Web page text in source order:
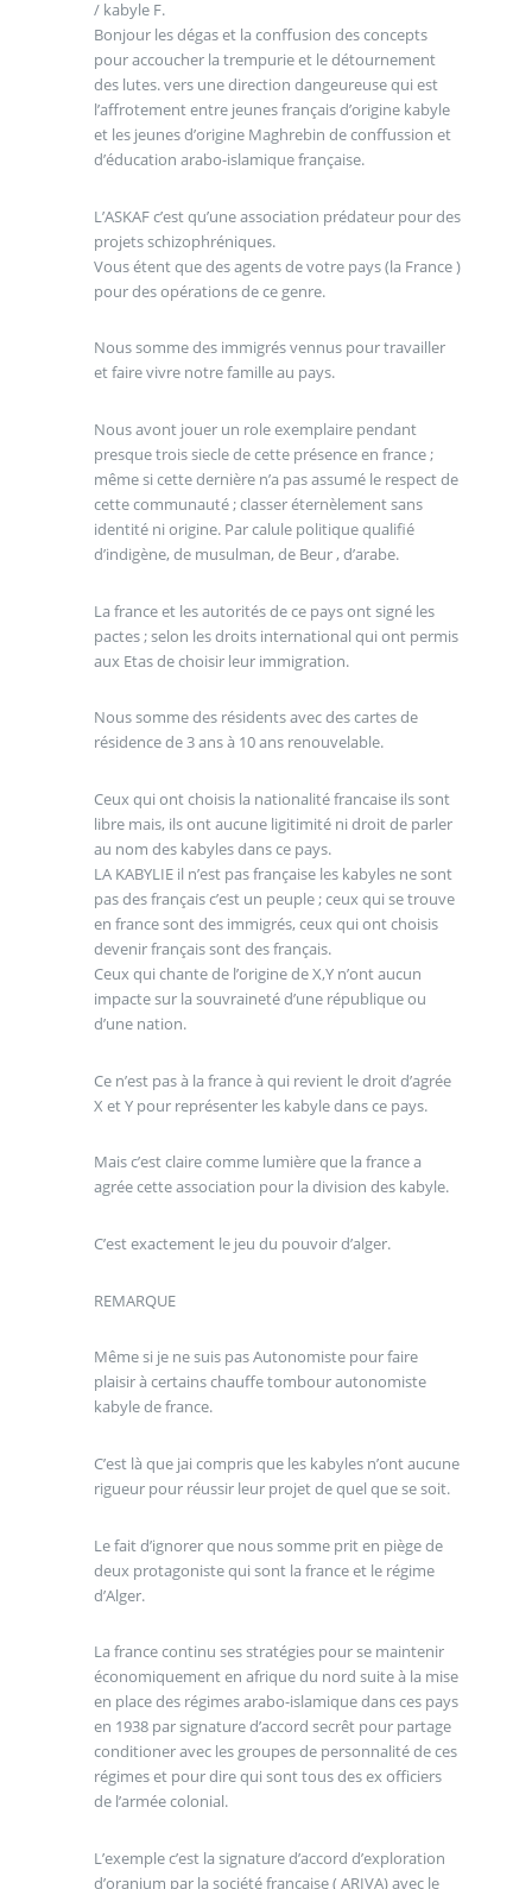
/ kabyle F.
Bonjour les dégas et la conffusion des concepts
pour accoucher la trempurie et le détournement
des lutes. vers une direction dangeureuse qui est
l’affrotement entre jeunes français d’origine kabyle
et les jeunes d’origine Maghrebin de conffussion et
d’éducation arabo-islamique française.
L’ASKAF c’est qu’une association prédateur pour des
projets schizophréniques.
Vous étent que des agents de votre pays (la France )
pour des opérations de ce genre.
Nous somme des immigrés vennus pour travailler
et faire vivre notre famille au pays.
Nous avont jouer un role exemplaire pendant
presque trois siecle de cette présence en france ;
même si cette dernière n’a pas assumé le respect de
cette communauté ; classer éternèlement sans
identité ni origine. Par calule politique qualifié
d’indigène, de musulman, de Beur , d’arabe.
La france et les autorités de ce pays ont signé les
pactes ; selon les droits international qui ont permis
aux Etas de choisir leur immigration.
Nous somme des résidents avec des cartes de
résidence de 3 ans à 10 ans renouvelable.
Ceux qui ont choisis la nationalité francaise ils sont
libre mais, ils ont aucune ligitimité ni droit de parler
au nom des kabyles dans ce pays.
LA KABYLIE il n’est pas française les kabyles ne sont
pas des français c’est un peuple ; ceux qui se trouve
en france sont des immigrés, ceux qui ont choisis
devenir français sont des français.
Ceux qui chante de l’origine de X,Y n’ont aucun
impacte sur la souvraineté d’une république ou
d’une nation.
Ce n’est pas à la france à qui revient le droit d’agrée
X et Y pour représenter les kabyle dans ce pays.
Mais c’est claire comme lumière que la france a
agrée cette association pour la division des kabyle.
C’est exactement le jeu du pouvoir d’alger.
REMARQUE
Même si je ne suis pas Autonomiste pour faire
plaisir à certains chauffe tombour autonomiste
kabyle de france.
C’est là que jai compris que les kabyles n’ont aucune
rigueur pour réussir leur projet de quel que se soit.
Le fait d’ignorer que nous somme prit en piège de
deux protagoniste qui sont la france et le régime
d’Alger.
La france continu ses stratégies pour se maintenir
économiquement en afrique du nord suite à la mise
en place des régimes arabo-islamique dans ces pays
en 1938 par signature d’accord secrêt pour partage
conditioner avec les groupes de personnalité de ces
régimes et pour dire qui sont tous des ex officiers
de l’armée colonial.
L’exemple c’est la signature d’accord d’exploration
d’oranium par la société francaise ( ARIVA) avec le